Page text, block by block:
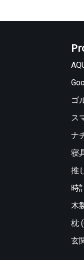
ゴ
ス
ナ
寝
推
時
木
枕
玄